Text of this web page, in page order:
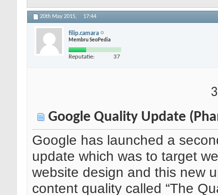
20th May 2015, 17:44
filip.camara
Membru SeoPedia
Reputatie: 37
Google Quality Update
Google has launched a
update which was to target
website design and this new
content quality called “The